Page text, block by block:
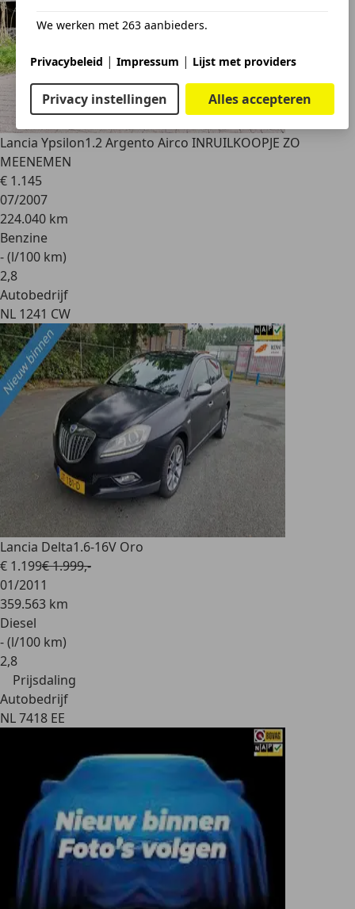
We werken met 263 aanbieders.
Privacybeleid | Impressum | Lijst met providers
Privacy instellingen Alles accepteren
Lancia Ypsilon1.2 Argento Airco INRUILKOOPJE ZO
MEENEMEN
€ 1.145
07/2007
224.040 km
Benzine
- (l/100 km)
2,8
Autobedrijf
NL 1241 CW
Lancia Delta1.6-16V Oro
€ 1.199€ 1.999,-
01/2011
359.563 km
Diesel
- (l/100 km)
2,8
Prijsdaling
Autobedrijf
NL 7418 EE